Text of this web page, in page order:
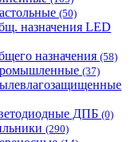
(50)
назначения LED
назначения (58)
(37)
ДПБ (0)
(290)